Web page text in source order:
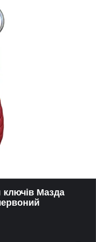
ключів Мазда